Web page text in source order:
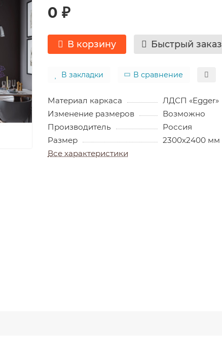
0 ₽
В корзину Быстрый заказ
В закладки В сравнение
Материал каркаса
ЛДСП «Egger»
Изменение размеров
Возможно
Производитель
Россия
Размер
2300х2400 мм
Все характеристики